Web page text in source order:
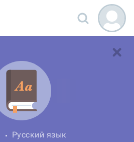
Русский язык